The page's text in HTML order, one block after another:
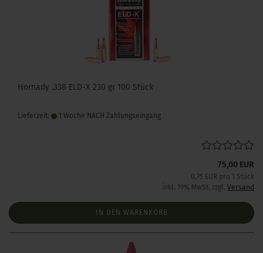
Hornady .338 ELD-X 230 gr 100 Stück
Lieferzeit: 1 Woche NACH Zahlungseingang
75,00 EUR
0,75 EUR pro 1 Stück
inkl. 19% MwSt. zzgl. Versand
IN DEN WARENKORB